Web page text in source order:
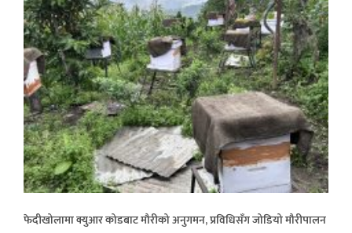
फेदीखोलामा क्युआर कोडबाट मौरीको अनुगमन, प्रविधिसँग जोडियो मौरीपालन